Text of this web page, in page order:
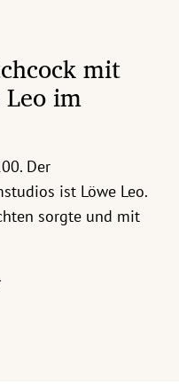
mit
im
Der
ist Löwe Leo.
sorgte und mit